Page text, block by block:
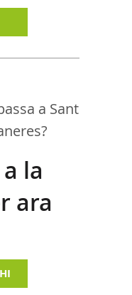
a Sant
la
ara